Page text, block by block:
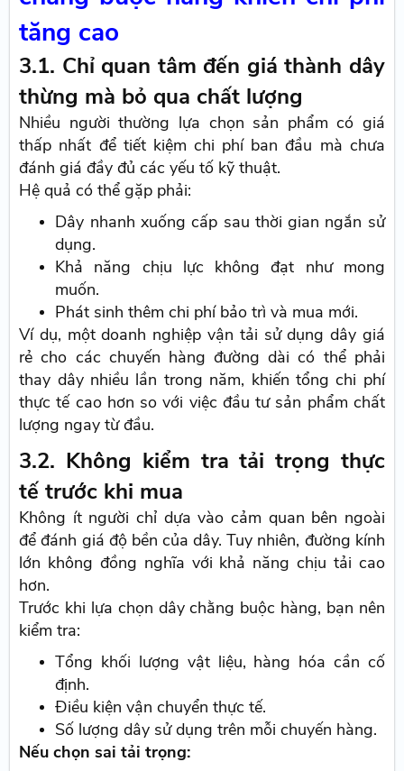
tăng cao
3.1. Chỉ quan tâm đến giá thành dây
thừng mà bỏ qua chất lượng
Nhiều người thường lựa chọn sản phẩm có giá
thấp nhất để tiết kiệm chi phí ban đầu mà chưa
đánh giá đầy đủ các yếu tố kỹ thuật.
Hệ quả có thể gặp phải:
Dây nhanh xuống cấp sau thời gian ngắn sử
dụng.
Khả năng chịu lực không đạt như mong
muốn.
Phát sinh thêm chi phí bảo trì và mua mới.
Ví dụ, một doanh nghiệp vận tải sử dụng dây giá
rẻ cho các chuyến hàng đường dài có thể phải
thay dây nhiều lần trong năm, khiến tổng chi phí
thực tế cao hơn so với việc đầu tư sản phẩm chất
lượng ngay từ đầu.
3.2. Không kiểm tra tải trọng thực
tế trước khi mua
Không ít người chỉ dựa vào cảm quan bên ngoài
để đánh giá độ bền của dây. Tuy nhiên, đường kính
lớn không đồng nghĩa với khả năng chịu tải cao
hơn.
Trước khi lựa chọn dây chằng buộc hàng, bạn nên
kiểm tra:
Tổng khối lượng vật liệu, hàng hóa cần cố
định.
Điều kiện vận chuyển thực tế.
Số lượng dây sử dụng trên mỗi chuyến hàng.
Nếu chọn sai tải trọng: